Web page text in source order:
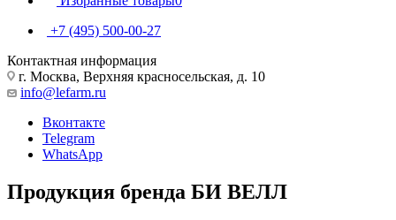
+7 (495) 500-00-27
Контактная информация
г. Москва, Верхняя красносельская, д. 10
info@lefarm.ru
Вконтакте
Telegram
WhatsApp
Продукция бренда БИ ВЕЛЛ